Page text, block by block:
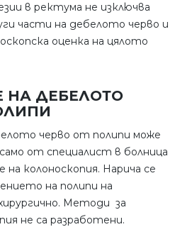
в ректума не изключва
части на дебелото черво и
оценка на цялото
НА ДЕБЕЛОТО
черво от полипи може
от специалист в болница
на колоноскопия. Нарича се
на полипи на
Методи за
не са разработени.